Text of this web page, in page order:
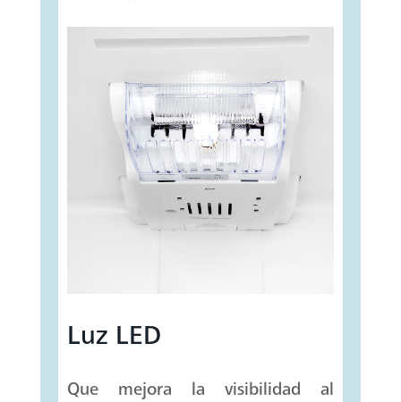
Luz LED
Que mejora la visibilidad al